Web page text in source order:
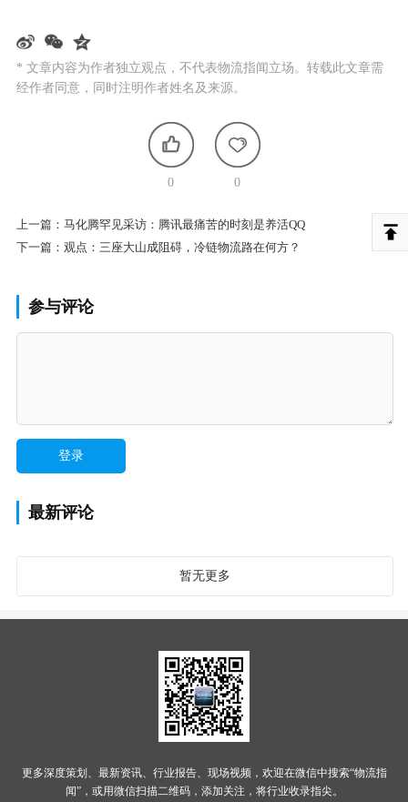
* 文章内容为作者独立观点，不代表物流指闻立场。转载此文章需
经作者同意，同时注明作者姓名及来源。
0 0
上一篇： 马化腾罕见采访：腾讯最痛苦的时刻是养活QQ
下一篇： 观点：三座大山成阻碍，冷链物流路在何方？
参与评论
最新评论
暂无更多
更多深度策划、最新资讯、行业报告、现场视频，欢迎在微信中搜索“物流指
闻”，或用微信扫描二维码，添加关注，将行业收录指尖。